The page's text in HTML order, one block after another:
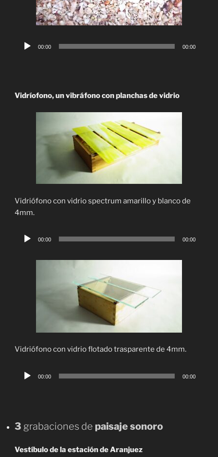
Reproductor
00:00 00:00
Vidríofono, un vibráfono con planchas de vidrio
Vidriófono con vidrio spectrum amarillo y blanco de
4mm.
Reproductor
00:00 00:00
Vidriófono con vidrio flotado trasparente de 4mm.
Reproductor
00:00 00:00
3 grabaciones de paisaje sonoro
Vestíbulo de la estación de Aranjuez